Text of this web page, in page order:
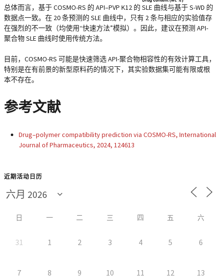
总体而言，基于 COSMO-RS 的 API–PVP K12 的 SLE 曲线与基于 S-WD 的
数据点一致。在 20 条预测的 SLE 曲线中，只有 2 条与相应的实验值存
在强烈的不一致（均使用“快速方法”模拟）。因此，建议在预测 API-
聚合物 SLE 曲线时使用传统方法。
目前，COSMO-RS 可能是快速筛选 API-聚合物相容性的有效计算工具，
特别是在有前景的新型原料药的情况下，其实验数据集可能有限或根
本不存在。
参考文献
Drug–polymer compatibility prediction via COSMO-RS, International
Journal of Pharmaceutics, 2024, 124613
近期活动日历
日 一 二 三 四 五 六
31 1 2 3 4 5 6
7 8 9 10 11 12 13